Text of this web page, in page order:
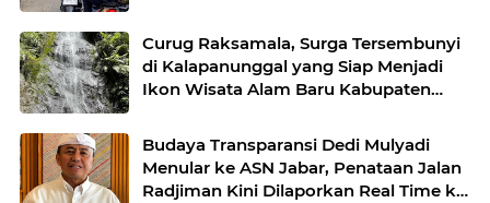
Curug Raksamala, Surga Tersembunyi
di Kalapanunggal yang Siap Menjadi
Ikon Wisata Alam Baru Kabupaten
Budaya Transparansi Dedi Mulyadi
Menular ke ASN Jabar, Penataan Jalan
Radjiman Kini Dilaporkan Real Time ke